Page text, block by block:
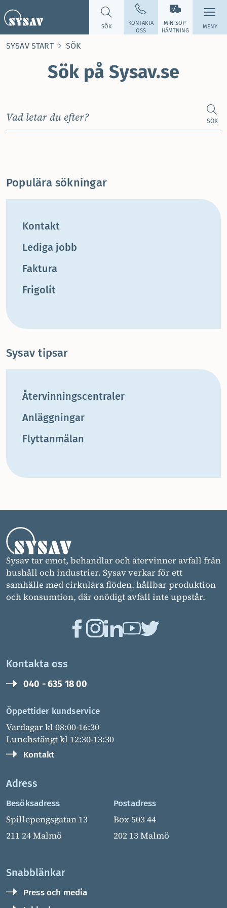
MIN SOP­
HÄMTNING
SÖK
KONTAKTA
OSS
MENY
SYSAV START SÖK
Sök på Sysav.se
SÖK
Populära sökningar
Kontakt
Lediga jobb
Faktura
Frigolit
Sysav tipsar
Återvinningscentraler
Anläggningar
Flyttanmälan
Sysav tar emot, behandlar och återvinner avfall från
hushåll och industrier. Sysav verkar för ett
samhälle med cirkulära flöden, hållbar produktion
och konsumtion, där onödigt avfall inte uppstår.
Kontakta oss
040 - 635 18 00
Öppettider kundservice
Vardagar kl 08:00-16:30
Lunchstängt kl 12:30-13:30
Kontakt
Adress
Besöksadress
Spillepengsgatan 13
211 24 Malmö
Postadress
Box 503 44
202 13 Malmö
Snabblänkar
Press och media